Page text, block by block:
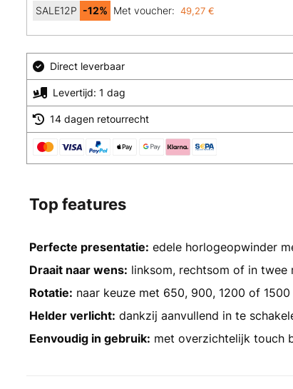
SALE12P -12% Met voucher: 49,27 €
Direct leverbaar
Levertijd: 1 dag
14 dagen retourrecht
Top features
Perfecte presentatie: edele horlogeopwinder
Draait naar wens: linksom, rechtsom of in twee
Rotatie: naar keuze met 650, 900, 1200 of
Helder verlicht: dankzij aanvullend in te
Eenvoudig in gebruik: met overzichtelijk touch